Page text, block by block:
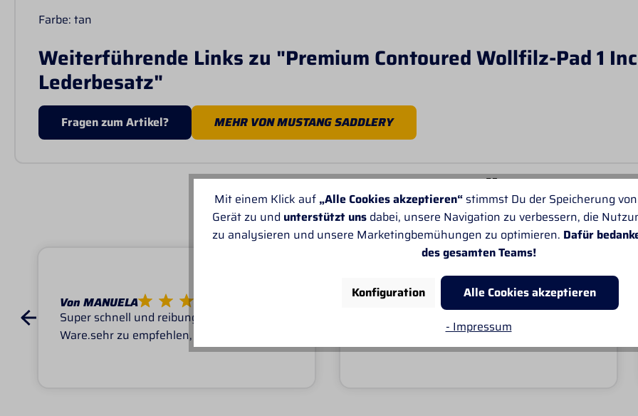
Farbe: tan
Weiterführende Links zu "Premium Contoured Wollfilz-Pad 1
Lederbesatz"
Fragen zum Artikel? MEHR VON MUSTANG SADDLERY
UNSERE KUNDEN ÜBER
Von MANUELA
Super schnell und reibungslos, top
Ware.sehr zu empfehlen, top!
Von SANDRA
nicht. Sonst gefällt mir alles sehr gut.
Mit einem Klick auf „Alle Cookies akzeptieren“stimmst Du der Speicherung
Gerät zu und unterstützt uns dabei, unsere Navigation zu verbessern, die
zu analysieren und unsere Marketingbemühungen zu optimieren. Dafür
des gesamten Teams!
Konfiguration
Alle Cookies akzeptieren
- Impressum